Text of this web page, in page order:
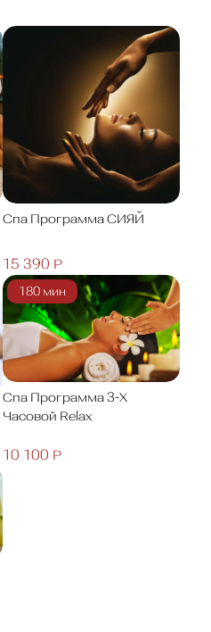
Спа Программа СИЯЙ
15 390 Р
180 мин
Спа Программа 3-Х
Часовой Relax
10 100 Р